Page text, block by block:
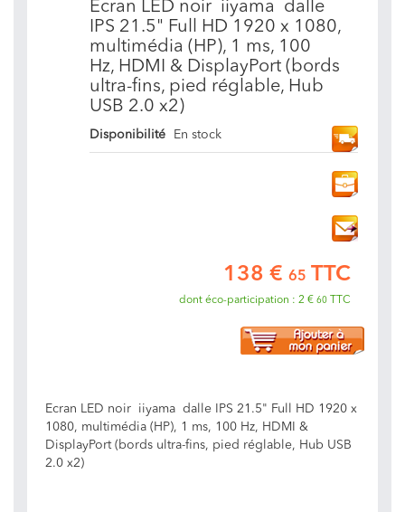
Ecran LED noir iiyama dalle
IPS 21.5" Full HD 1920 x 1080,
multimédia (HP), 1 ms, 100
Hz, HDMI & DisplayPort (bords
ultra-fins, pied réglable, Hub
USB 2.0 x2)
Disponibilité En stock
138 € 65 TTC
dont éco-participation : 2 € 60 TTC
Ecran LED noir iiyama dalle IPS 21.5" Full HD 1920 x
1080, multimédia (HP), 1 ms, 100 Hz, HDMI &
DisplayPort (bords ultra-fins, pied réglable, Hub USB
2.0 x2)